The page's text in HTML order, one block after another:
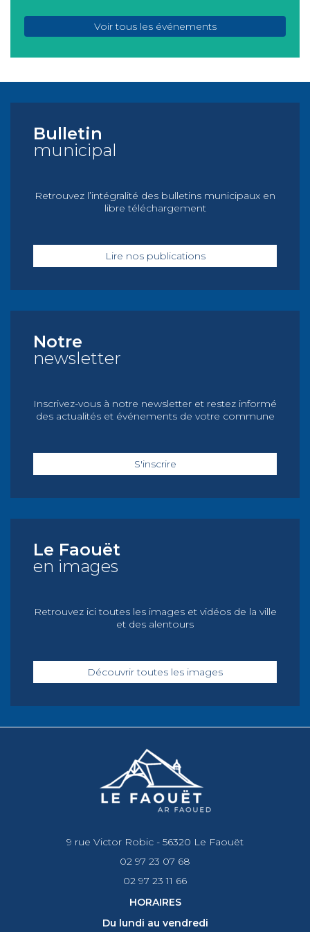
Voir tous les événements
Bulletin
municipal
Retrouvez l’intégralité des bulletins municipaux en
libre téléchargement
Lire nos publications
Notre
newsletter
Inscrivez-vous à notre newsletter et restez informé
des actualités et événements de votre commune
S'inscrire
Le Faouët
en images
Retrouvez ici toutes les images et vidéos de la ville
et des alentours
Découvrir toutes les images
9 rue Victor Robic - 56320 Le Faouët
02 97 23 07 68
02 97 23 11 66
HORAIRES
Du lundi au vendredi